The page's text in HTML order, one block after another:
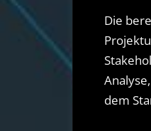
Die
dem